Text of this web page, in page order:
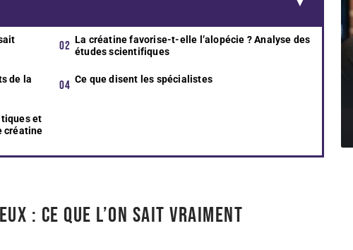
La créatine favorise-t-elle l’alopécie ? Analyse des
études scientifiques
de la
Ce que disent les spécialistes
et
créatine
: ce que l’on sait vraiment